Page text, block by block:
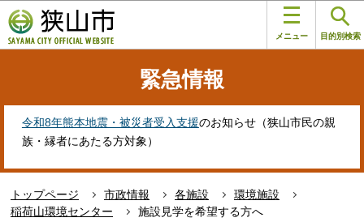
の
ペ
す
メニュー 目的別検索
緊急情報
令和8年熊本地震・被災者受入支援のお知らせ（狭山市民の親
族・縁者にあたる方対象）
トップページ 市政情報 各施設
環境施設
稲荷山環境センター
施設見学を希望する方へ